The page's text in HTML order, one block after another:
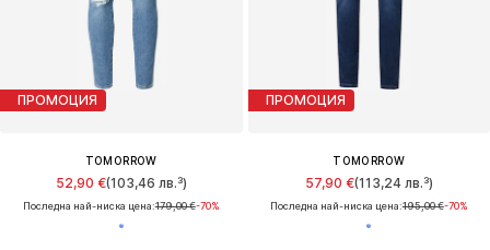
ПРОМОЦИЯ
TOMORROW
52,90 €(103,46 лв.³)
Последна най-ниска цена:179,00 €-70%
ПРОМОЦИЯ
TOMORROW
57,90 €(113,24 лв.³)
Последна най-ниска цена:195,00 €-70%